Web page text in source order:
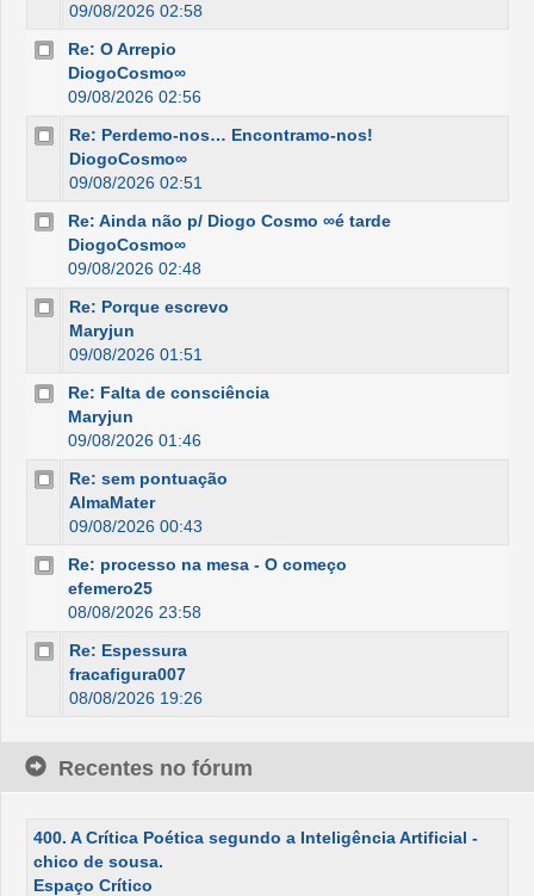
09/08/2026 02:58
Re: O Arrepio
DiogoCosmo∞
09/08/2026 02:56
Re: Perdemo-nos… Encontramo-nos!
DiogoCosmo∞
09/08/2026 02:51
Re: Ainda não p/ Diogo Cosmo ∞é tarde
DiogoCosmo∞
09/08/2026 02:48
Re: Porque escrevo
Maryjun
09/08/2026 01:51
Re: Falta de consciência
Maryjun
09/08/2026 01:46
Re: sem pontuação
AlmaMater
09/08/2026 00:43
Re: processo na mesa - O começo
efemero25
08/08/2026 23:58
Re: Espessura
fracafigura007
08/08/2026 19:26
Recentes no fórum
400. A Crítica Poética segundo a Inteligência Artificial -
chico de sousa.
Espaço Crítico